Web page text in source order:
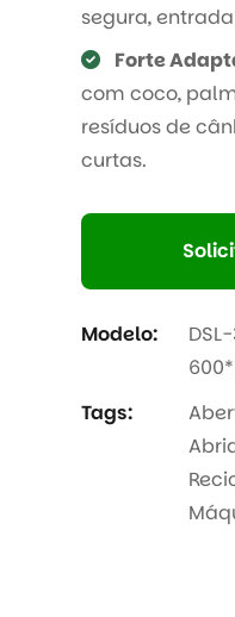
segura,
Forte
com coco,
resíduos de
curtas.
Modelo:
Tags: